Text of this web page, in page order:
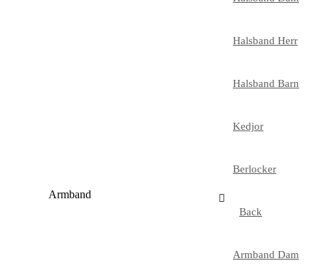
Halsband Herr
Halsband Barn
Kedjor
Berlocker
Armband
Back
Armband Dam